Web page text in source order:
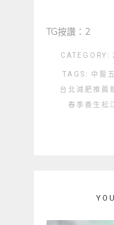
TG按讚：2
CATEGORY:
TAGS: 中醫
台北減肥推薦
春季養生 松